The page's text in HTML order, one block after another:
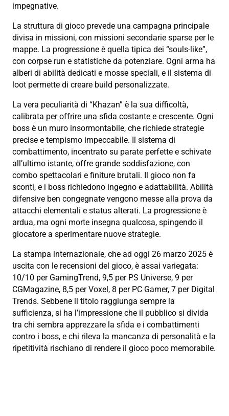
impegnative.
La struttura di gioco prevede una campagna principale
divisa in missioni, con missioni secondarie sparse per le
mappe. La progressione è quella tipica dei “souls-like”,
con corpse run e statistiche da potenziare. Ogni arma ha
alberi di abilità dedicati e mosse speciali, e il sistema di
loot permette di creare build personalizzate.
La vera peculiarità di “Khazan” è la sua difficoltà,
calibrata per offrire una sfida costante e crescente. Ogni
boss è un muro insormontabile, che richiede strategie
precise e tempismo impeccabile. Il sistema di
combattimento, incentrato su parate perfette e schivate
all’ultimo istante, offre grande soddisfazione, con
combo spettacolari e finiture brutali. Il gioco non fa
sconti, e i boss richiedono ingegno e adattabilità. Abilità
difensive ben congegnate vengono messe alla prova da
attacchi elementali e status alterati. La progressione è
ardua, ma ogni morte insegna qualcosa, spingendo il
giocatore a sperimentare nuove strategie.
La stampa internazionale, che ad oggi 26 marzo 2025 è
uscita con le recensioni del gioco, è assai variegata:
10/10 per GamingTrend, 9,5 per PS Universe, 9 per
CGMagazine, 8,5 per Voxel, 8 per PC Gamer, 7 per Digital
Trends. Sebbene il titolo raggiunga sempre la
sufficienza, si ha l’impressione che il pubblico si divida
tra chi sembra apprezzare la sfida e i combattimenti
contro i boss, e chi rileva la mancanza di personalità e la
ripetitività rischiano di rendere il gioco poco memorabile.